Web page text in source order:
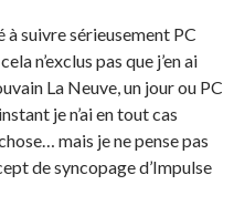
à suivre sérieusement PC
n’exclus pas que j’en ai
La Neuve, un jour ou PC
je n’ai en tout cas
mais je ne pense pas
de syncopage d’Impulse